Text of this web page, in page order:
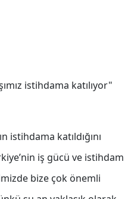
istihdama katılıyor"
istihdama katıldığını
iş gücü ve istihdam
bize çok önemli